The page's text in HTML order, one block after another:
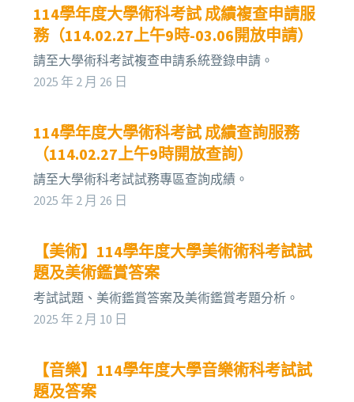
114學年度大學術科考試 成績複查申請服
務（114.02.27上午9時-03.06開放申請）
請至大學術科考試複查申請系統登錄申請。
2025 年 2 月 26 日
114學年度大學術科考試 成績查詢服務
（114.02.27上午9時開放查詢）
請至大學術科考試試務專區查詢成績。
2025 年 2 月 26 日
【美術】114學年度大學美術術科考試試
題及美術鑑賞答案
考試試題、美術鑑賞答案及美術鑑賞考題分析。
2025 年 2 月 10 日
【音樂】114學年度大學音樂術科考試試
題及答案